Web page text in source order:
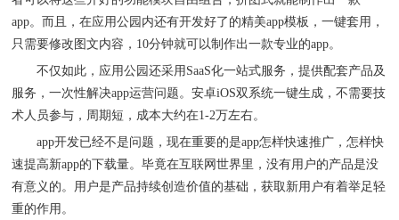
app。而且，在应用公园内还有开发好了的精美app模板，一键套用，
只需要修改图文内容，10分钟就可以制作出一款专业的app。
不仅如此，应用公园还采用 SaaS化一站式服务，提供配套产品及
服务，一次性解决app运营问题。安卓iOS双系统一键生成，不需要技
术人员参与，周期短，成本大约在1-2万左右。
app开发已经不是问题，现在重要的是app怎样快速推广，怎样快
速提高新app的下载量。 毕竟在互联网世界里，没有用户的产品是没
有意义的。 用户是产品持续创造价值的基础 ，获取新用户有着举足轻
重的作用。